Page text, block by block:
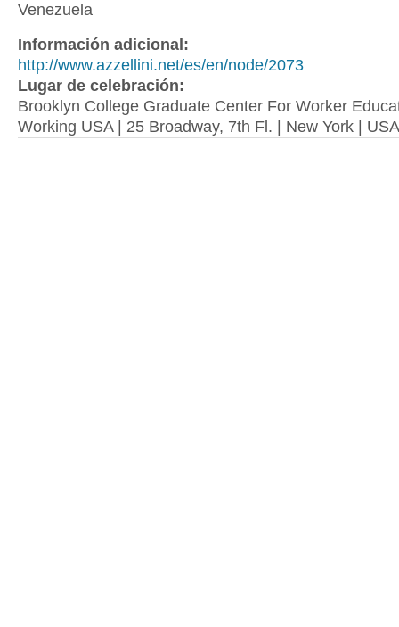
Venezuela
Información adicional:
http://www.azzellini.net/es/en/node/2073
Lugar de celebración:
Brooklyn College Graduate Center For Worker
Working USA | 25 Broadway, 7th Fl. | New York | USA